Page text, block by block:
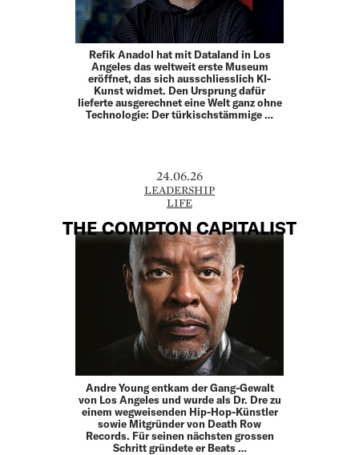
Refik Anadol hat mit Dataland in Los
Angeles das weltweit erste Museum
eröffnet, das sich ausschliesslich KI-
Kunst widmet. Den Ursprung dafür
lieferte ausgerechnet eine Welt ganz ohne
Technologie: Der türkischstämmige …
24.06.26
LEADERSHIP
LIFE
THE COMPTON CAPITALIST
Andre Young entkam der Gang-Gewalt
von Los Angeles und wurde als Dr. Dre zu
einem wegweisenden Hip-Hop-­Künstler
sowie Mitgründer von Death Row
Records. Für seinen ­nächsten grossen
Schritt gründete er Beats …